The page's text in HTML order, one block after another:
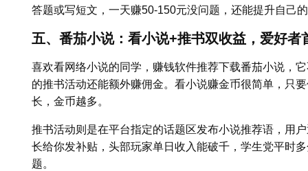
答题或写短文，一天赚50-150元没问题，还能提升自己
五、番茄小说：看小说+推书双收益，爱好者
喜欢看网络小说的同学，赚钱软件推荐下载番茄小说，
的推书活动还能额外赚佣金。看小说赚金币很简单，只
长，金币越多。
推书活动则是在平台指定的话题区发布小说推荐语，用
长给你发补贴，头部玩家单日收入能破千，学生党平时
题。